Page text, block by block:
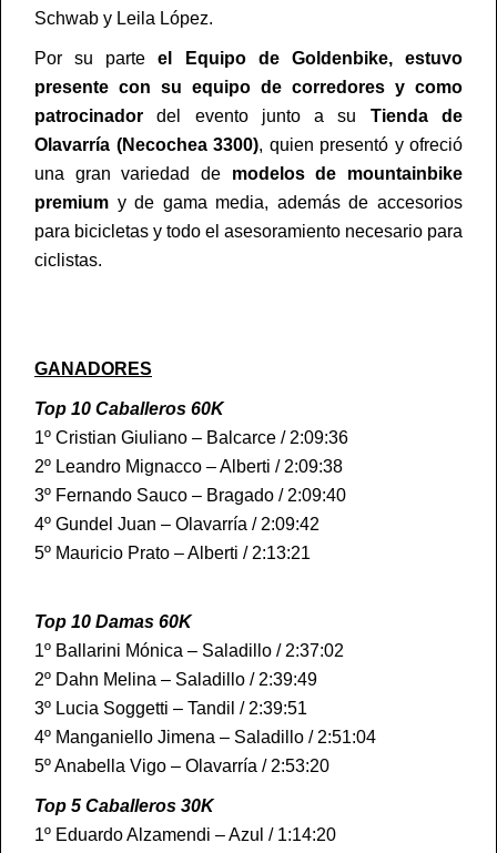
Schwab y Leila López.
Por su parteel Equipo de Goldenbike, estuvo
presente con su equipo de corredores y como
patrocinador del evento junto a su
Tienda de
Olavarría (Necochea 3300), quien presentó y ofreció
una gran variedad de modelos de mountainbike
premium y de gama media, además de accesorios
para bicicletas y todo el asesoramiento necesario para
ciclistas.
GANADORES
Top 10 Caballeros 60K
1º Cristian Giuliano – Balcarce / 2:09:36
2º Leandro Mignacco – Alberti / 2:09:38
3º Fernando Sauco – Bragado / 2:09:40
4º Gundel Juan – Olavarría / 2:09:42
5º Mauricio Prato – Alberti / 2:13:21
Top 10 Damas 60K
1º Ballarini Mónica – Saladillo / 2:37:02
2º Dahn Melina – Saladillo / 2:39:49
3º Lucia Soggetti – Tandil / 2:39:51
4º Manganiello Jimena – Saladillo / 2:51:04
5º Anabella Vigo – Olavarría / 2:53:20
Top 5 Caballeros 30K
1º Eduardo Alzamendi – Azul / 1:14:20